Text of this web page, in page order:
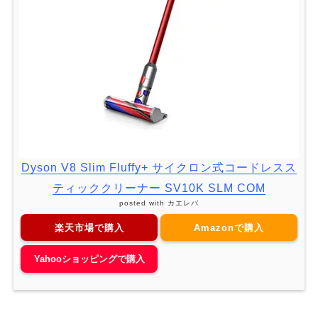
Dyson V8 Slim Fluffy+ サイクロン式コードレスス
ティッククリーナー SV10K SLM COM
posted with カエレバ
楽天市場で購入 Amazonで購入
Yahooショッピングで購入